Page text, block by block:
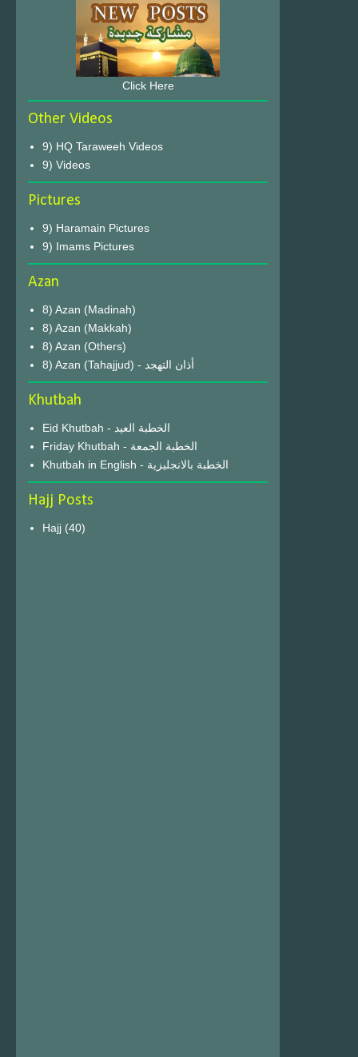
Click Here
Other Videos
9) HQ Taraweeh Videos
9) Videos
Pictures
9) Haramain Pictures
9) Imams Pictures
Azan
8) Azan (Madinah)
8) Azan (Makkah)
8) Azan (Others)
8) Azan (Tahajjud) - أذان التهجد
Khutbah
Eid Khutbah - الخطبة العيد
Friday Khutbah - الخطبة الجمعة
Khutbah in English - الخطبة بالانجليزية
Hajj Posts
Hajj (40)